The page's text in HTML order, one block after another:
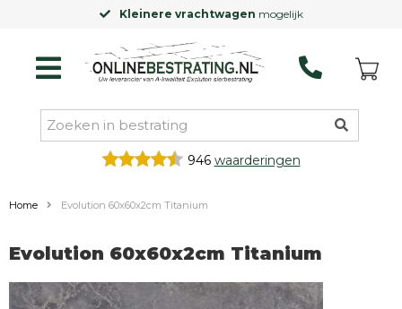
Kleinere vrachtwagen mogelijk
946 waarderingen
Home Evolution 60x60x2cm Titanium
Evolution 60x60x2cm Titanium